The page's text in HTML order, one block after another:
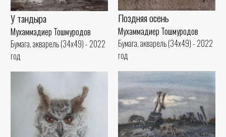
У тандыра
Мухаммадиер Тошмуродов
Бумага, акварель (34x49) - 2022
год
Поздняя осень
Мухаммадиер Тошмуродов
Бумага, акварель (34x49) - 2022
год